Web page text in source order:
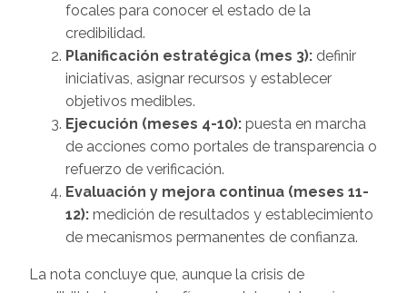
focales para conocer el estado de la
credibilidad.
Planificación estratégica (mes 3): definir
iniciativas, asignar recursos y establecer
objetivos medibles.
Ejecución (meses 4-10): puesta en marcha
de acciones como portales de transparencia o
refuerzo de verificación.
Evaluación y mejora continua (meses 11-
12): medición de resultados y establecimiento
de mecanismos permanentes de confianza.
La nota concluye que, aunque la crisis de